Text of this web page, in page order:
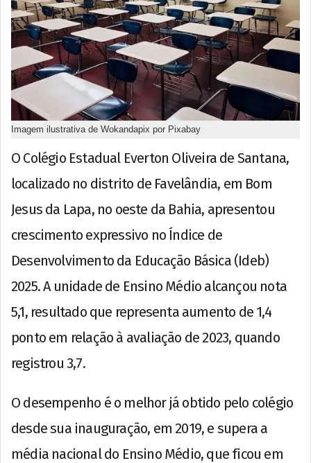
Imagem ilustrativa de Wokandapix por Pixabay
O Colégio Estadual Everton Oliveira de Santana,
localizado no distrito de Favelândia, em Bom
Jesus da Lapa, no oeste da Bahia, apresentou
crescimento expressivo no Índice de
Desenvolvimento da Educação Básica (Ideb)
2025. A unidade de Ensino Médio alcançou nota
5,1, resultado que representa aumento de 1,4
ponto em relação à avaliação de 2023, quando
registrou 3,7.
O desempenho é o melhor já obtido pelo colégio
desde sua inauguração, em 2019, e supera a
média nacional do Ensino Médio, que ficou em